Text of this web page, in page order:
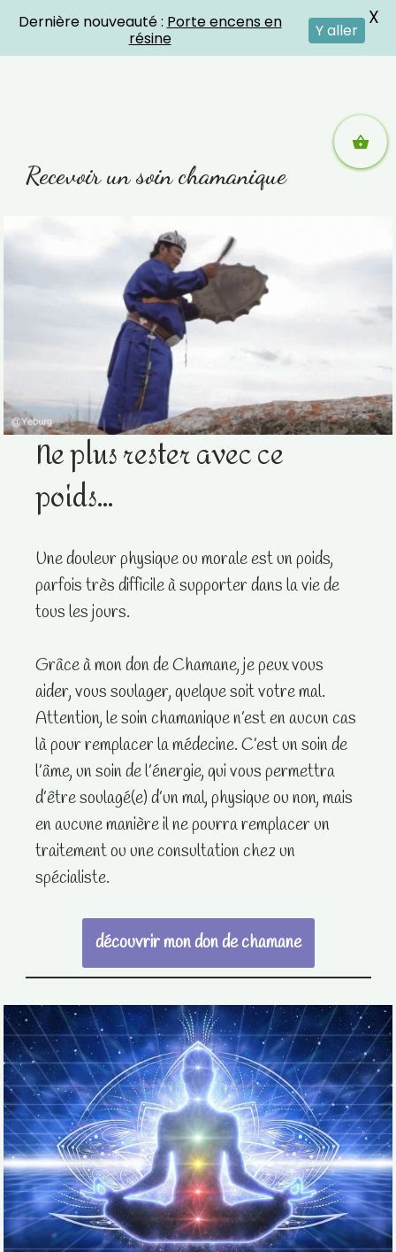
auRecevoir un soin chamanique
Ne plus rester avec ce
poids…
Une douleur physique ou morale est un poids,
parfois très difficile à supporter dans la vie de
tous les jours.
Grâce à mon don de Chamane, je peux vous
aider, vous soulager, quelque soit votre mal.
Attention, le soin chamanique n’est en aucun cas
là pour remplacer la médecine. C’est un soin de
l’âme, un soin de l’énergie, qui vous permettra
d’être soulagé(e) d’un mal, physique ou non, mais
en aucune manière il ne pourra remplacer un
traitement ou une consultation chez un
spécialiste.
découvrir mon don de chamane
Dernière nouveauté : Porte encens en
résine
Y aller
X
Crystal Energies